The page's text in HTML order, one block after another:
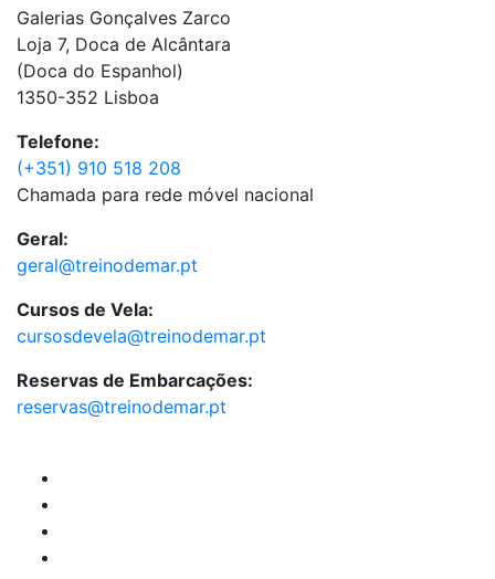
Galerias Gonçalves Zarco
Loja 7, Doca de Alcântara
(Doca do Espanhol)
1350-352 Lisboa
Telefone:
(+351) 910 518 208
Chamada para rede móvel nacional
Geral:
geral@treinodemar.pt
Cursos de Vela:
cursosdevela@treinodemar.pt
Reservas de Embarcações:
reservas@treinodemar.pt